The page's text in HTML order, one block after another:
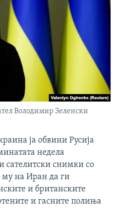
Володимир Зеленски
ја обвини Русија
недела
сателитски снимки со
му на Иран да ги
и британските
и гасните полиња